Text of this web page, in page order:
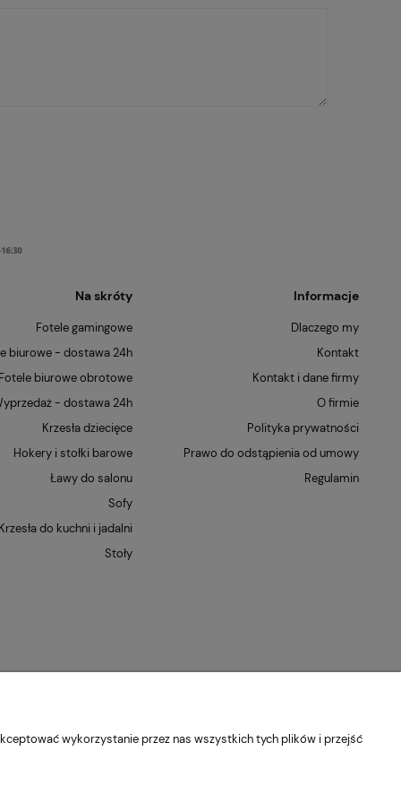
Na skróty
Fotele gamingowe
biurowe - dostawa 24h
Fotele biurowe obrotowe
- dostawa 24h
Krzesła dziecięce
Hokery i stołki barowe
Ławy do salonu
Sofy
Krzesła do kuchni i jadalni
Stoły
Informacje
Dlaczego my
Kontakt
Kontakt i dane firmy
O firmie
Polityka prywatności
Prawo do odstąpienia od umowy
Regulamin
wykorzystanie przez nas wszystkich tych plików i przejść